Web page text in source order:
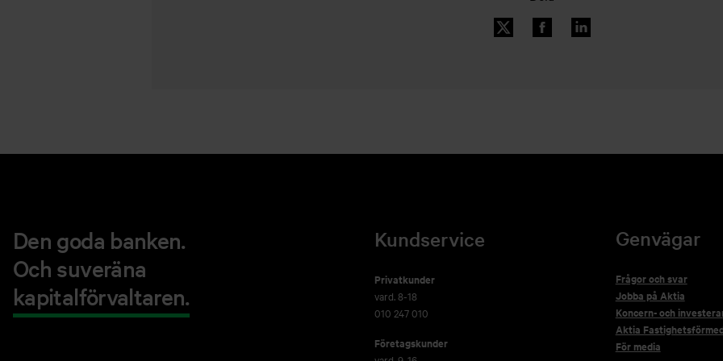
Den goda banken.
Och suveräna
kapitalförvaltaren.
Kundservice
Privatkunder
vard. 8-18
010 247 010
Företagskunder
Genvägar
Frågor och svar
Jobba på Aktia
Koncern- och
Aktia
För media